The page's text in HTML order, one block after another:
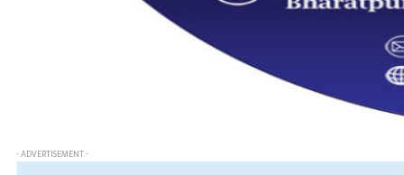
- ADVERTISEMENT -